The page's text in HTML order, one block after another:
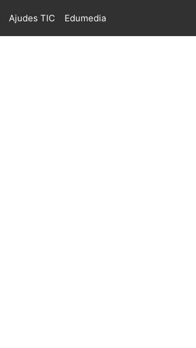
Ajudes TIC Edumedia